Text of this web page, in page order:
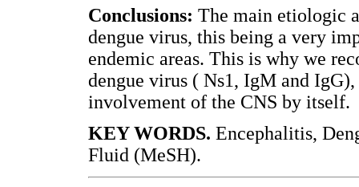
Conclusions: The main etiologic
dengue virus, this being a very
endemic areas. This is why we
dengue virus ( Ns1, IgM and
involvement of the CNS by itself.
KEY WORDS. Encephalitis,
Fluid (MeSH).